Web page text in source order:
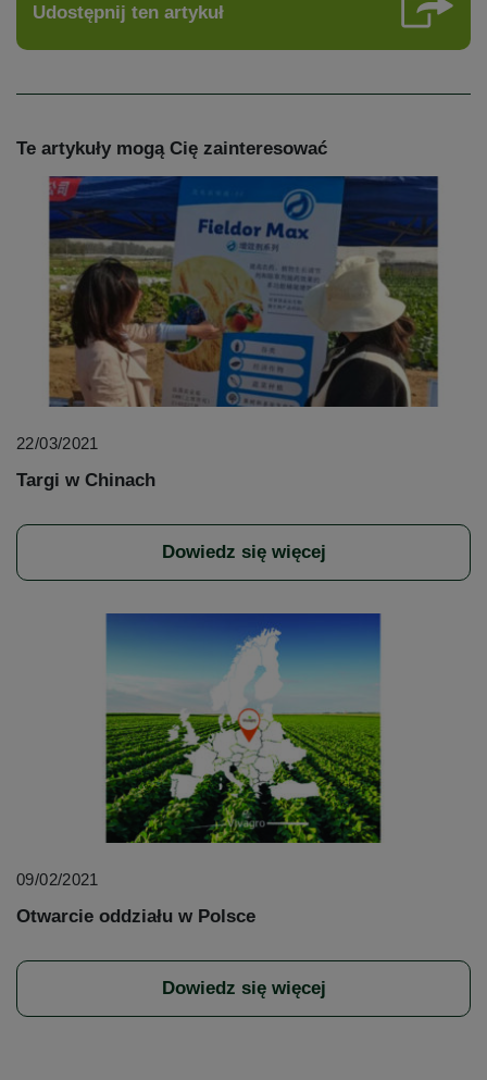
Udostępnij ten artykuł
Te artykuły mogą Cię zainteresować
22/03/2021
Targi w Chinach
Dowiedz się więcej
09/02/2021
Otwarcie oddziału w Polsce
Dowiedz się więcej